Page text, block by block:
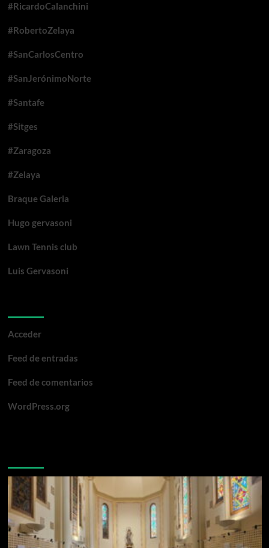
#RicardoCalanchini
#RobertoZelaya
#SanCarlosCentro
#SanJerónimoNorte
#Santafe
#Sitges
#Zaragoza
#Zelaya
Braque Galeria
Hugo gervasoni
Lawn Tennis club
Luis Gervasoni
Acceder
Feed de entradas
Feed de comentarios
WordPress.org